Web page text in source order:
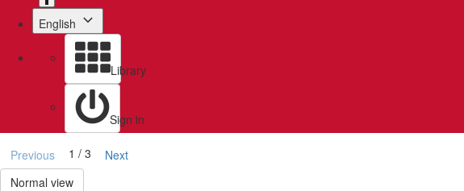
English
Library
Sign in
Previous 1 / 3
Next
Normal view